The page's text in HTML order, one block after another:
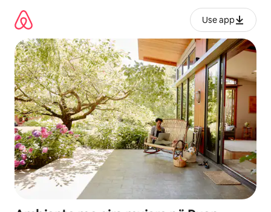
përmbajtja
Use app